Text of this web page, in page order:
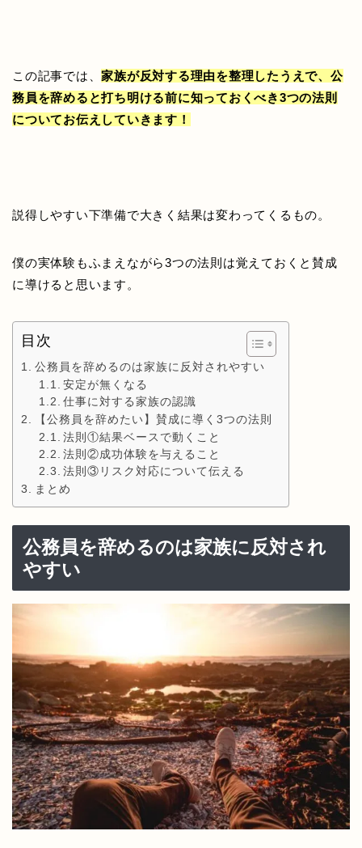
この記事では、家族が反対する理由を整理したうえで、公
務員を辞めると打ち明ける前に知っておくべき3つの法則
についてお伝えしていきます！
説得しやすい下準備で大きく結果は変わってくるもの。
僕の実体験もふまえながら3つの法則は覚えておくと賛成
に導けると思います。
目次
公務員を辞めるのは家族に反対されやすい
安定が無くなる
仕事に対する家族の認識
【公務員を辞めたい】賛成に導く3つの法則
法則①結果ベースで動くこと
法則②成功体験を与えること
法則③リスク対応について伝える
まとめ
公務員を辞めるのは家族に反対され
やすい